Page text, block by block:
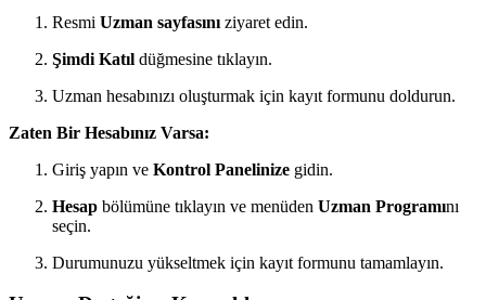
Resmi Uzman sayfasını ziyaret edin.
Şimdi Katıl düğmesine tıklayın.
Uzman hesabınızı oluşturmak için kayıt formunu doldurun.
Zaten Bir Hesabınız Varsa:
Giriş yapın ve Kontrol Panelinize gidin.
Hesap bölümüne tıklayın ve menüden Uzman Programını
seçin.
Durumunuzu yükseltmek için kayıt formunu tamamlayın.